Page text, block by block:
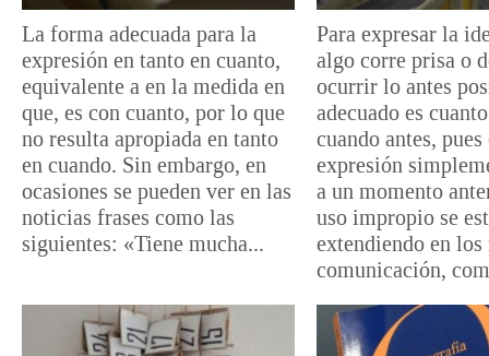
La forma adecuada para la
expresión en tanto en cuanto,
equivalente a en la medida en
que, es con cuanto, por lo que
no resulta apropiada en tanto
en cuando. Sin embargo, en
ocasiones se pueden ver en las
noticias frases como las
siguientes: «Tiene mucha...
Para expresar la
algo corre prisa o
ocurrir lo antes
adecuado es
cuando antes,
expresión
a un momento
uso impropio se
extendiendo en los
comunicación,